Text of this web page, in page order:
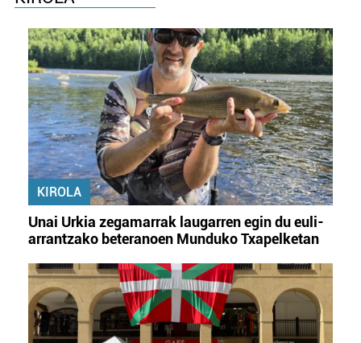
KIROLA
Unai Urkia zegamarrak laugarren egin du euli-
arrantzako beteranoen Munduko Txapelketan